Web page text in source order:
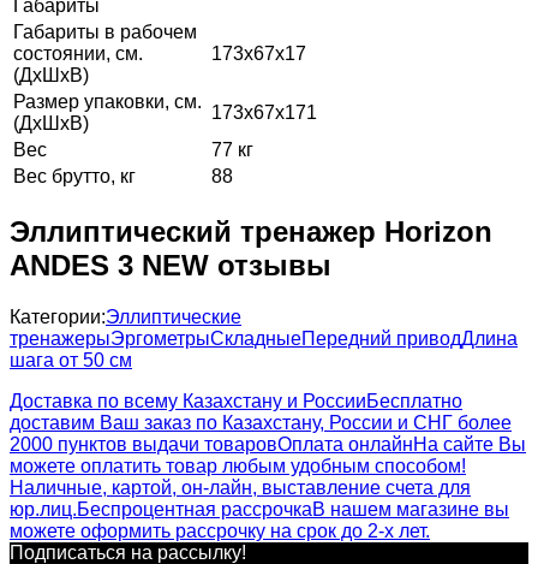
Габариты
Габариты в рабочем
состоянии, см.
(ДхШхВ)
173х67х17
Размер упаковки, см.
(ДхШхВ)
173х67х171
Вес
77 кг
Вес брутто, кг
88
Эллиптический тренажер Horizon
ANDES 3 NEW отзывы
Категории:Эллиптические
тренажерыЭргометрыСкладныеПередний приводДлина
шага от 50 см
Доставка по всему Казахстану и РоссииБесплатно
доставим Ваш заказ по Казахстану, России и СНГ более
2000 пунктов выдачи товаровОплата онлайнНа сайте Вы
можете оплатить товар любым удобным способом!
Наличные, картой, он-лайн, выставление счета для
юр.лиц.Беспроцентная рассрочкаВ нашем магазине вы
можете оформить рассрочку на срок до 2-х лет.
Подписаться на рассылкy!